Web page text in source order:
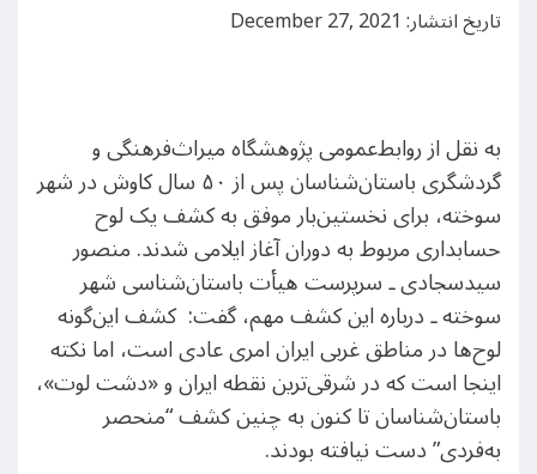
تاریخ انتشار: December 27, 2021
به نقل از روابط‌عمومی پژوهشگاه میراث‌فرهنگی و
گردشگری باستان‌شناسان پس از ۵۰ سال کاوش‌ در شهر
سوخته، برای نخستین‌بار موفق به کشف یک لوح
حسابداری مربوط به دوران آغاز ایلامی شدند. منصور
سیدسجادی ـ سرپرست هیأت باستان‌شناسی شهر
سوخته ـ درباره این کشف مهم، گفت: کشف این‌گونه
لوح‌ها در مناطق غربی ایران امری عادی است، اما نکته
اینجا ‌است که در شرقی‌ترین نقطه ایران و «دشت لوت»،
باستان‌شناسان تا کنون به چنین کشف “منحصر
به‌فردی” دست نیافته بودند.